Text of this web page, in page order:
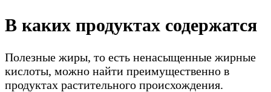
В каких продуктах содержатся
Полезные жиры, то есть ненасыщенные жирные
кислоты, можно найти преимущественно в
продуктах растительного происхождения.